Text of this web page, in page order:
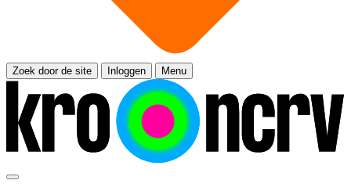
Zoek door de site Inloggen Menu